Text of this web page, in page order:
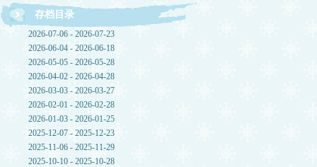
存档目录
2026-07-06 - 2026-07-23
2026-06-04 - 2026-06-18
2026-05-05 - 2026-05-28
2026-04-02 - 2026-04-28
2026-03-03 - 2026-03-27
2026-02-01 - 2026-02-28
2026-01-03 - 2026-01-25
2025-12-07 - 2025-12-23
2025-11-06 - 2025-11-29
2025-10-10 - 2025-10-28